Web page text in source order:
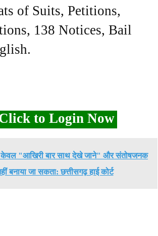
of Suits, Petitions,
138 Notices, Bail
to Login Now
केवल "आखिरी बार साथ देखे जाने" और संतोषजनक
बनाया जा सकता: छत्तीसगढ़ हाई कोर्ट